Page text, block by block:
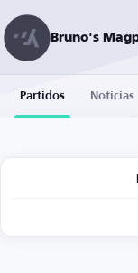
Partidos Noticias